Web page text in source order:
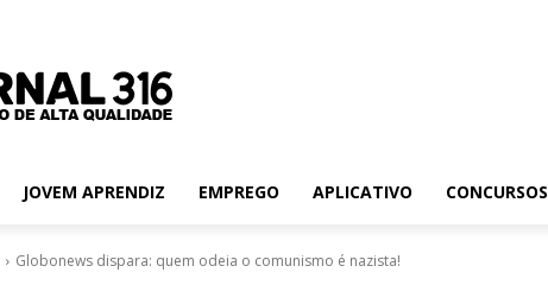
JOVEM APRENDIZ EMPREGO APLICATIVO CONCURSOS
Globonews dispara: quem odeia o comunismo é nazista!